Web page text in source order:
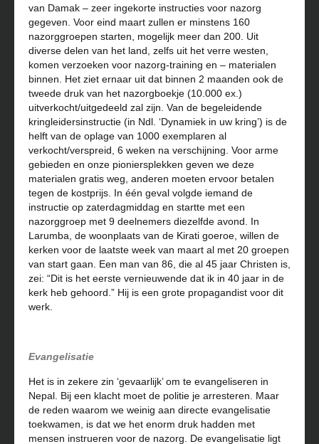
van Damak – zeer ingekorte instructies voor nazorg
gegeven. Voor eind maart zullen er minstens 160
nazorggroepen starten, mogelijk meer dan 200. Uit
diverse delen van het land, zelfs uit het verre westen,
komen verzoeken voor nazorg-training en – materialen
binnen. Het ziet ernaar uit dat binnen 2 maanden ook de
tweede druk van het nazorgboekje (10.000 ex.)
uitverkocht/uitgedeeld zal zijn. Van de begeleidende
kringleidersinstructie (in Ndl. ‘Dynamiek in uw kring’) is de
helft van de oplage van 1000 exemplaren al
verkocht/verspreid, 6 weken na verschijning. Voor arme
gebieden en onze pioniersplekken geven we deze
materialen gratis weg, anderen moeten ervoor betalen
tegen de kostprijs. In één geval volgde iemand de
instructie op zaterdagmiddag en startte met een
nazorggroep met 9 deelnemers diezelfde avond. In
Larumba, de woonplaats van de Kirati goeroe, willen de
kerken voor de laatste week van maart al met 20 groepen
van start gaan. Een man van 86, die al 45 jaar Christen is,
zei: “Dit is het eerste vernieuwende dat ik in 40 jaar in de
kerk heb gehoord.” Hij is een grote propagandist voor dit
werk.
Evangelisatie
Het is in zekere zin ‘gevaarlijk’ om te evangeliseren in
Nepal. Bij een klacht moet de politie je arresteren. Maar
de reden waarom we weinig aan directe evangelisatie
toekwamen, is dat we het enorm druk hadden met
mensen instrueren voor de nazorg. De evangelisatie ligt